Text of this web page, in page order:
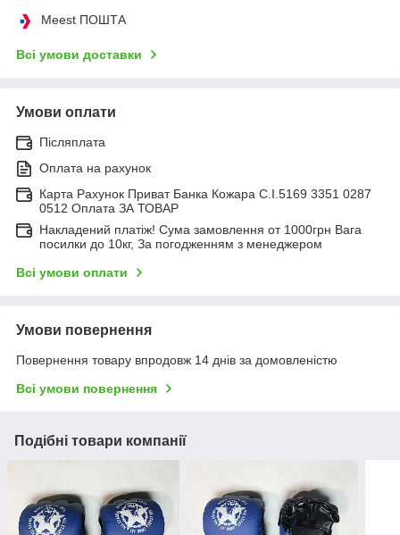
Meest ПОШТА
Всі умови доставки
Умови оплати
Післяплата
Оплата на рахунок
Карта Рахунок Приват Банка Кожара С.І.5169 3351 0287
0512 Оплата ЗА ТОВАР
Накладений платіж! Сума замовлення от 1000грн Вага
посилки до 10кг, За погодженням з менеджером
Всі умови оплати
Умови повернення
Повернення товару впродовж 14 днів за домовленістю
Всі умови повернення
Подібні товари компанії